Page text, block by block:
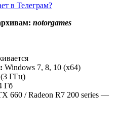
в Телеграм?
notorgames
Windows 7, 8, 10 (x64)
ГГц)
Гб
660 / Radeon R7 200 series —